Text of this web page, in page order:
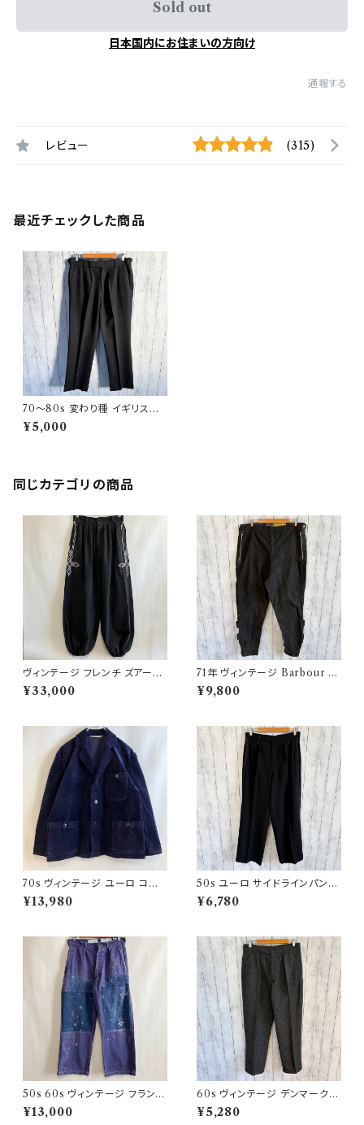
Sold out
日本国内にお住まいの方向け
通報する
レビュー (315)
最近チェックした商品
70〜80s 変わり種 イギリス軍
ドレスパンツ ミリタリースラック
ス ユーロミリタリー
¥5,000
同じカテゴリの商品
ヴィンテージ フレンチ ズアーブ
パンツ ミリタリー フランス軍 フ
レンチアンティーク
¥33,000
71年 ヴィンテージ Barbour 黄
タグ インターナショナルパンツ
オイルドパンツ Barbour
¥9,800
70s ヴィンテージ ユーロ コー
デュロイ セットアップ ビンテー
ジ
¥13,980
50s ユーロ サイドラインパンツ
ウールパンツ ワイドスラックドレ
スパンツ
¥6,780
50s 60s ヴィンテージ フランス
軍 ワークパンツ ペンキ パッチワ
ーク
¥13,000
60s ヴィンテージ デンマーク軍
ウールパンツ ミリタリーパンツ
スラックス
¥5,280